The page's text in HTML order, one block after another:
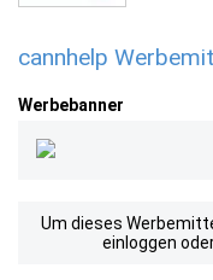
cannhelp
Werbebanner
Um dieses
einloggen